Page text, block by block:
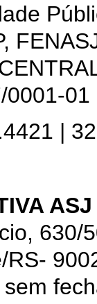
0001-01
|
ASJ
630/
RS-
sem